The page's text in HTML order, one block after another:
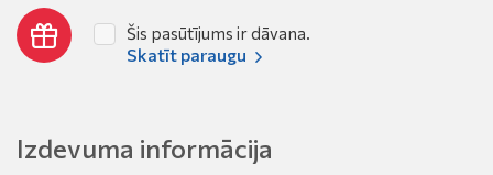
Šis pasūtījums ir dāvana.
Skatīt paraugu
Izdevuma informācija